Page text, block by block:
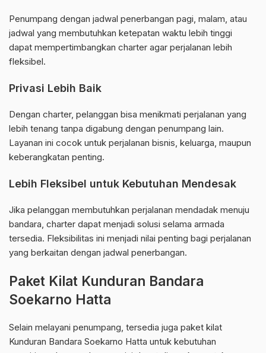
Penumpang dengan jadwal penerbangan pagi, malam, atau
jadwal yang membutuhkan ketepatan waktu lebih tinggi
dapat mempertimbangkan charter agar perjalanan lebih
fleksibel.
Privasi Lebih Baik
Dengan charter, pelanggan bisa menikmati perjalanan yang
lebih tenang tanpa digabung dengan penumpang lain.
Layanan ini cocok untuk perjalanan bisnis, keluarga, maupun
keberangkatan penting.
Lebih Fleksibel untuk Kebutuhan Mendesak
Jika pelanggan membutuhkan perjalanan mendadak menuju
bandara, charter dapat menjadi solusi selama armada
tersedia. Fleksibilitas ini menjadi nilai penting bagi perjalanan
yang berkaitan dengan jadwal penerbangan.
Paket Kilat Kunduran Bandara
Soekarno Hatta
Selain melayani penumpang, tersedia juga paket kilat
Kunduran Bandara Soekarno Hatta untuk kebutuhan